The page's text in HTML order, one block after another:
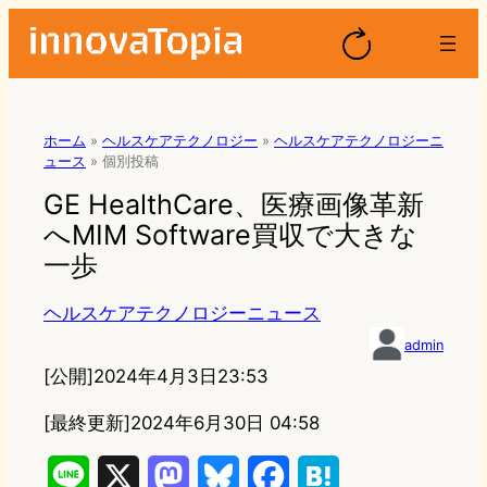
ホーム » ヘルスケアテクノロジー » ヘルスケアテクノロジーニ
ュース » 個別投稿
GE HealthCare、医療画像革新
へMIM Software買収で大きな
一歩
ヘルスケアテクノロジーニュース
admin
[公開]2024年4月3日23:53
[最終更新]2024年6月30日 04:58